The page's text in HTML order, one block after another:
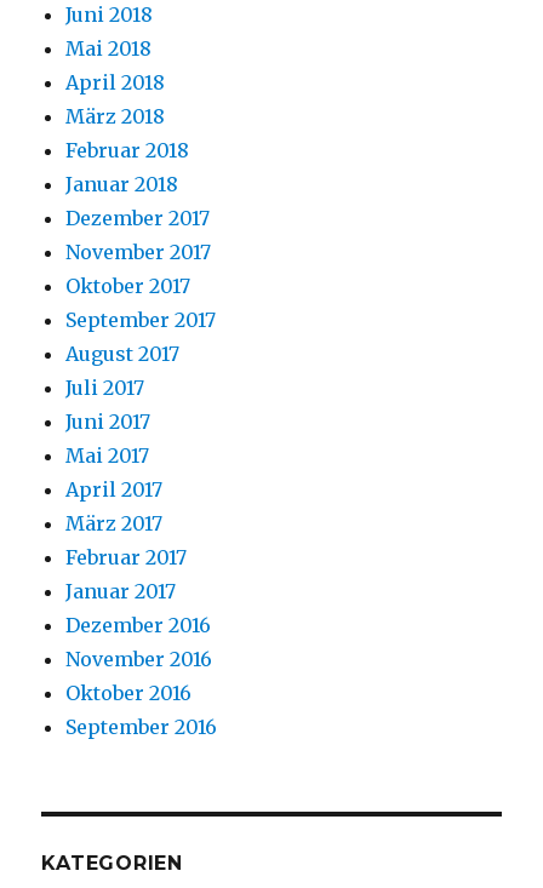
Juni 2018
Mai 2018
April 2018
März 2018
Februar 2018
Januar 2018
Dezember 2017
November 2017
Oktober 2017
September 2017
August 2017
Juli 2017
Juni 2017
Mai 2017
April 2017
März 2017
Februar 2017
Januar 2017
Dezember 2016
November 2016
Oktober 2016
September 2016
KATEGORIEN